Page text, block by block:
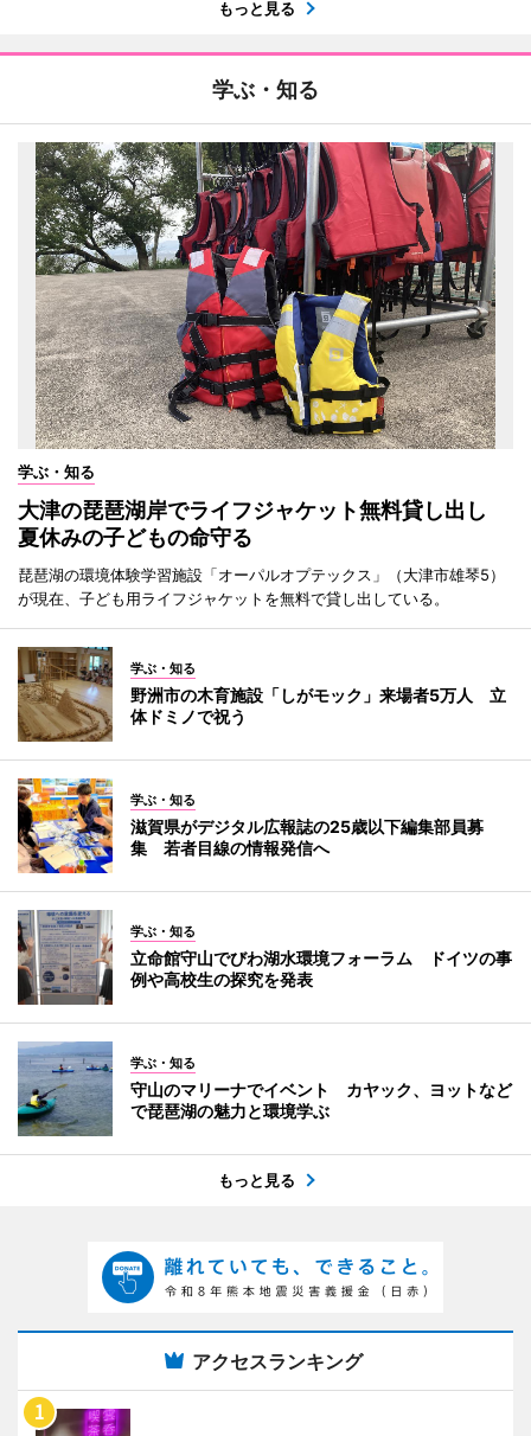
もっと見る
学ぶ・知る
学ぶ・知る
大津の琵琶湖岸でライフジャケット無料貸し出し
夏休みの子どもの命守る
琵琶湖の環境体験学習施設「オーパルオプテックス」（大津市雄琴5）
が現在、子ども用ライフジャケットを無料で貸し出している。
学ぶ・知る
野洲市の木育施設「しがモック」来場者5万人 立
体ドミノで祝う
学ぶ・知る
滋賀県がデジタル広報誌の25歳以下編集部員募
集 若者目線の情報発信へ
学ぶ・知る
立命館守山でびわ湖水環境フォーラム ドイツの事
例や高校生の探究を発表
学ぶ・知る
守山のマリーナでイベント カヤック、ヨットなど
で琵琶湖の魅力と環境学ぶ
もっと見る
アクセスランキング